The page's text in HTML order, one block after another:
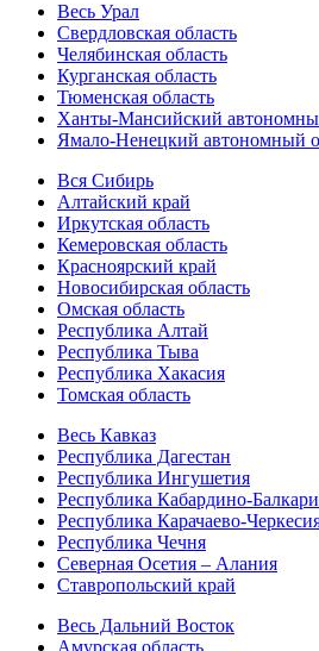
Весь Урал
Свердловская область
Челябинская область
Курганская область
Тюменская область
Ханты-Мансийский
Ямало-Ненецкий автономный
Вся Сибирь
Алтайский край
Иркутская область
Кемеровская область
Красноярский край
Новосибирская область
Омская область
Республика Алтай
Республика Тыва
Республика Хакасия
Томская область
Весь Кавказ
Республика Дагестан
Республика Ингушетия
Республика Кабардино-
Республика Карачаево-
Республика Чечня
Северная Осетия – Алания
Ставропольский край
Весь Дальний Восток
Амурская область